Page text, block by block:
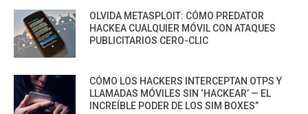
OLVIDA METASPLOIT: CÓMO PREDATOR
HACKEA CUALQUIER MÓVIL CON ATAQUES
PUBLICITARIOS CERO-CLIC
CÓMO LOS HACKERS INTERCEPTAN OTPS Y
LLAMADAS MÓVILES SIN ‘HACKEAR’ — EL
INCREÍBLE PODER DE LOS SIM BOXES”